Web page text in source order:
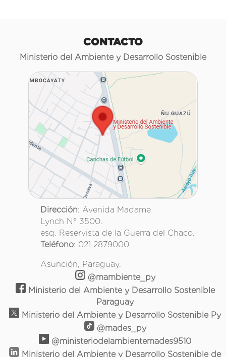
CONTACTO
Ministerio del Ambiente y Desarrollo Sostenible
Dirección: Avenida Madame
Lynch N° 3500.
esq. Reservista de la Guerra del Chaco.
Teléfono: 021 2879000
Asunción, Paraguay.
@mambiente_py
Ministerio del Ambiente y Desarrollo Sostenible
Paraguay
Ministerio del Ambiente y Desarrollo Sostenible Py
@mades_py
@ministeriodelambientemades9510
Ministerio del Ambiente y Desarrollo Sostenible de